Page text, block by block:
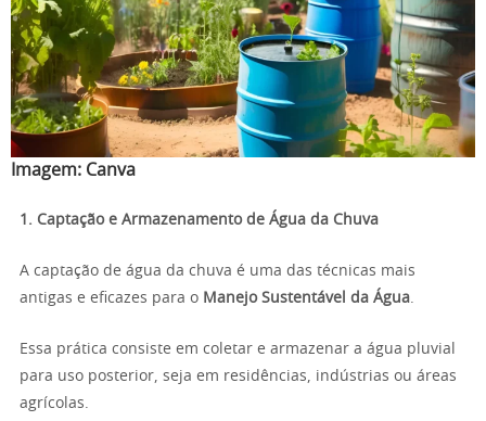
Imagem: Canva
1. Captação e Armazenamento de Água da Chuva
A captação de água da chuva é uma das técnicas mais
antigas e eficazes para o Manejo Sustentável da Água.
Essa prática consiste em coletar e armazenar a água pluvial
para uso posterior, seja em residências, indústrias ou áreas
agrícolas.